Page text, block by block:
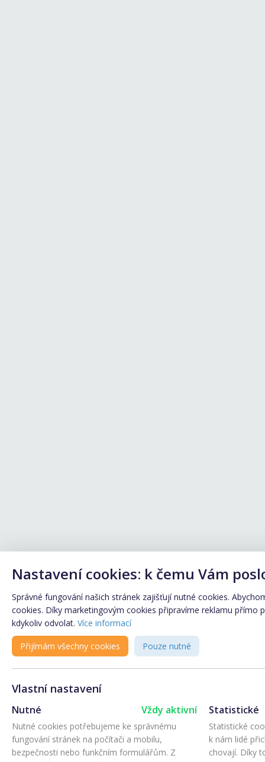
Nastavení cookies: k čemu Vám
Správné fungování našich stránek zajišťují nutné cookies.
cookies. Díky marketingovým cookies připravíme reklamu přímo
kdykoliv odvolat. Více informací
Přijímám všechny cookies Pouze nutné
Vlastní nastavení
Nutné Vždy aktivní
Nutné cookies potřebujeme ke správnému
fungování stránek na počítači a mobilu,
bezpečnosti nebo funkčním formulářům. Z
Statistické
Statistické
k nám lidé
chovají. Díky